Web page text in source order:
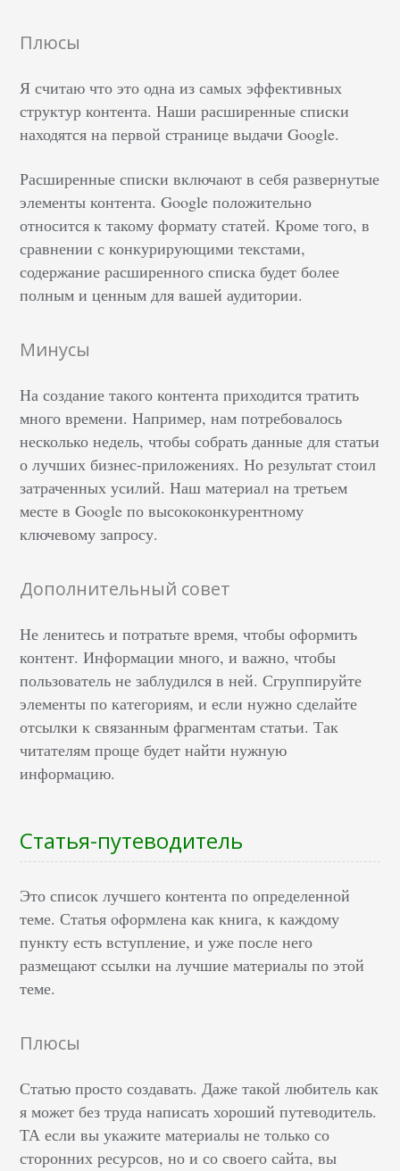
Плюсы
Я считаю что это одна из самых эффективных
структур контента. Наши расширенные списки
находятся на первой странице выдачи Google.
Расширенные списки включают в себя развернутые
элементы контента. Google положительно
относится к такому формату статей. Кроме того, в
сравнении с конкурирующими текстами,
содержание расширенного списка будет более
полным и ценным для вашей аудитории.
Минусы
На создание такого контента приходится тратить
много времени. Например, нам потребовалось
несколько недель, чтобы собрать данные для статьи
о лучших бизнес-приложениях. Но результат стоил
затраченных усилий. Наш материал на третьем
месте в Google по высококонкурентному
ключевому запросу.
Дополнительный совет
Не ленитесь и потратьте время, чтобы оформить
контент. Информации много, и важно, чтобы
пользователь не заблудился в ней. Сгруппируйте
элементы по категориям, и если нужно сделайте
отсылки к связанным фрагментам статьи. Так
читателям проще будет найти нужную
информацию.
Статья-путеводитель
Это список лучшего контента по определенной
теме. Статья оформлена как книга, к каждому
пункту есть вступление, и уже после него
размещают ссылки на лучшие материалы по этой
теме.
Плюсы
Статью просто создавать. Даже такой любитель как
я может без труда написать хороший путеводитель.
ТА если вы укажите материалы не только со
сторонних ресурсов, но и со своего сайта, вы